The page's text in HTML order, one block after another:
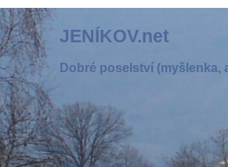
JENÍKOV.net
Dobré poselství (myšlenka,